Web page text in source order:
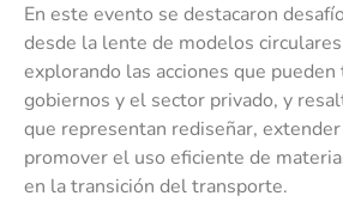
En este evento se destacaron
desde la lente de modelos
explorando las acciones que
gobiernos y el sector privado, y
que representan rediseñar,
promover el uso eficiente de
en la transición del transporte.